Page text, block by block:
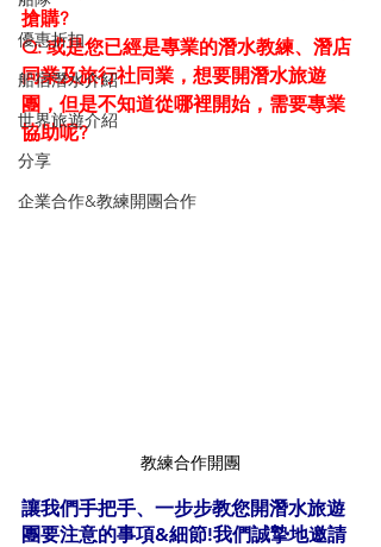
優惠折扣
船宿潛水介紹
世界旅遊介紹
分享
企業合作&教練開團合作
搶購?
Q: 或是您已經是專業的潛水教練、潛店
同業及旅行社同業，想要開潛水旅遊
團，但是不知道從哪裡開始，需要專業
協助呢?
教練合作開團
讓我們手把手、一步步教您開潛水旅遊
團要注意的事項&細節!我們誠摯地邀請